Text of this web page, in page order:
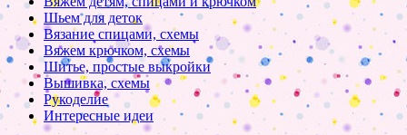
Шьем для деток
Вязание спицами, схемы
Вяжем крючком, схемы
Шитье, простые выкройки
Вышивка, схемы
Рукоделие
Интересные идеи